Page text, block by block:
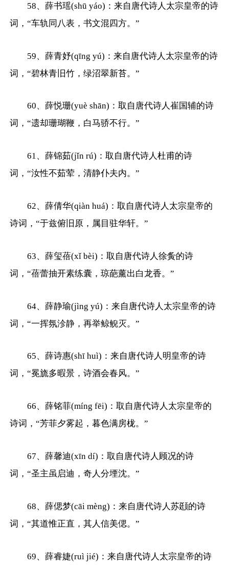
58、薛书瑶(shū yáo)：来自唐代诗人太宗皇帝的诗
词，“车轨同八表，书文混四方。”
59、薛青妤(qīng yú)：来自唐代诗人太宗皇帝的诗
词，“碧林青旧竹，绿沼翠新苔。”
60、薛悦珊(yuè shān)：取自唐代诗人崔国辅的诗
词，“遗却珊瑚鞭，白马骄不行。”
61、薛锦茹(jǐn rú)：取自唐代诗人杜甫的诗
词，“汝性不茹荤，清静仆夫内。”
62、薛倩华(qiàn huá)：取自唐代诗人太宗皇帝的
诗词，“于兹俯旧原，属目驻华轩。”
63、薛玺蓓(xǐ bèi)：取自唐代诗人徐夤的诗
词，“蓓蕾抽开素练囊，琼葩薰出白龙香。”
64、薛静瑜(jìng yú)：来自唐代诗人太宗皇帝的诗
词，“一挥氛沴静，再举鲸鲵灭。”
65、薛诗惠(shī huì)：来自唐代诗人明皇帝的诗
词，“冕旒多暇景，诗酒会春风。”
66、薛铭菲(míng fēi)：取自唐代诗人太宗皇帝的
诗词，“芳菲夕雾起，暮色满房栊。”
67、薛馨迪(xīn dí)：取自唐代诗人顾况的诗
词，“圣主虽启迪，奇人分堙沈。”
68、薛偲梦(cāi mèng)：来自唐代诗人苏颋的诗
词，“其道惟正直，其人信美偲。”
69、薛睿婕(ruì jié)：来自唐代诗人太宗皇帝的诗